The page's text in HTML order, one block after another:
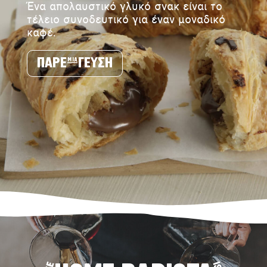
Ένα απολαυστικό γλυκό σνακ είναι το
τέλειο συνοδευτικό για έναν μοναδικό
καφέ.
ΠΑΡΕ μια ΓΕΥΣΗ